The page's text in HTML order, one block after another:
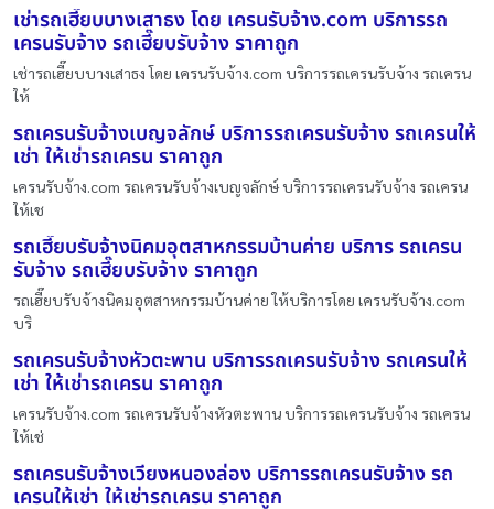
เช่ารถเฮี๊ยบบางเสาธง โดย เครนรับจ้าง.com บริการรถ
เครนรับจ้าง รถเฮี๊ยบรับจ้าง ราคาถูก
เช่ารถเฮี๊ยบบางเสาธง โดย เครนรับจ้าง.com บริการรถเครนรับจ้าง รถเครน
ให้
รถเครนรับจ้างเบญจลักษ์ บริการรถเครนรับจ้าง รถเครนให้
เช่า ให้เช่ารถเครน ราคาถูก
เครนรับจ้าง.com รถเครนรับจ้างเบญจลักษ์ บริการรถเครนรับจ้าง รถเครน
ให้เช
รถเฮี๊ยบรับจ้างนิคมอุตสาหกรรมบ้านค่าย บริการ รถเครน
รับจ้าง รถเฮี๊ยบรับจ้าง ราคาถูก
รถเฮี๊ยบรับจ้างนิคมอุตสาหกรรมบ้านค่าย ให้บริการโดย เครนรับจ้าง.com
บริ
รถเครนรับจ้างหัวตะพาน บริการรถเครนรับจ้าง รถเครนให้
เช่า ให้เช่ารถเครน ราคาถูก
เครนรับจ้าง.com รถเครนรับจ้างหัวตะพาน บริการรถเครนรับจ้าง รถเครน
ให้เช่
รถเครนรับจ้างเวียงหนองล่อง บริการรถเครนรับจ้าง รถ
เครนให้เช่า ให้เช่ารถเครน ราคาถูก